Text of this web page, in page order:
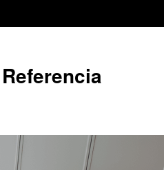
Referencia